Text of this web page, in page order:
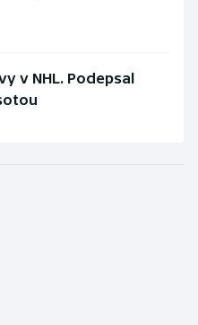
v NHL. Podepsal